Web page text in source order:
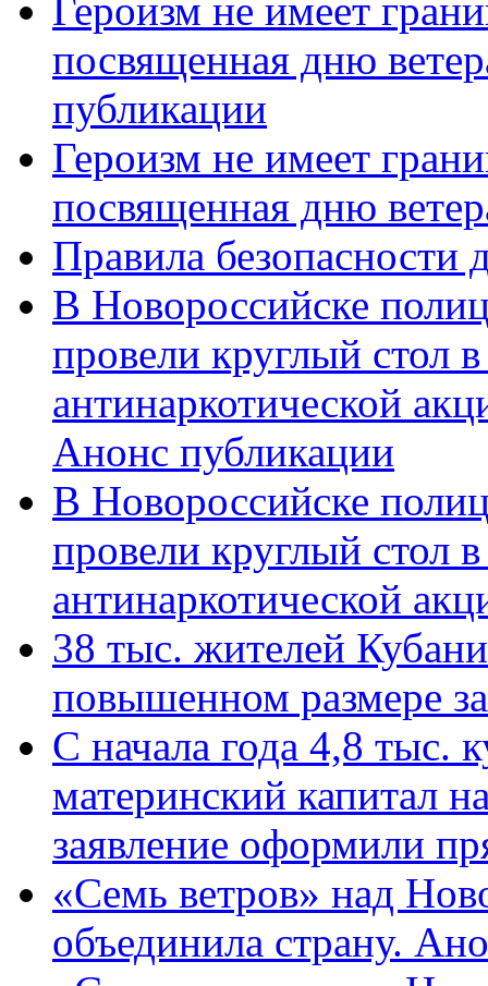
Героизм не имеет
посвященная дню
публикации
Героизм не имеет
посвященная дню
Правила безопасности
В Новороссийске
провели круглый стол
антинаркотической
Анонс публикации
В Новороссийске
провели круглый стол
антинаркотической
38 тыс. жителей
повышенном размере
С начала года 4,8 тыс.
материнский капитал
заявление оформили
«Семь ветров» над
объединила страну.